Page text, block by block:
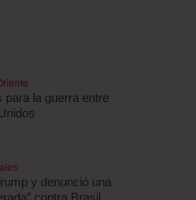
para la guerra entre
y denunció una
contra Brasil